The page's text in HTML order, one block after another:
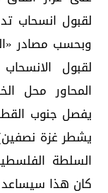
لقبول انسحاب
وبحسب مصادر
لقبول
المحاور محل
يفصل جنوب
يشطر غزة
السلطة
كان هذا